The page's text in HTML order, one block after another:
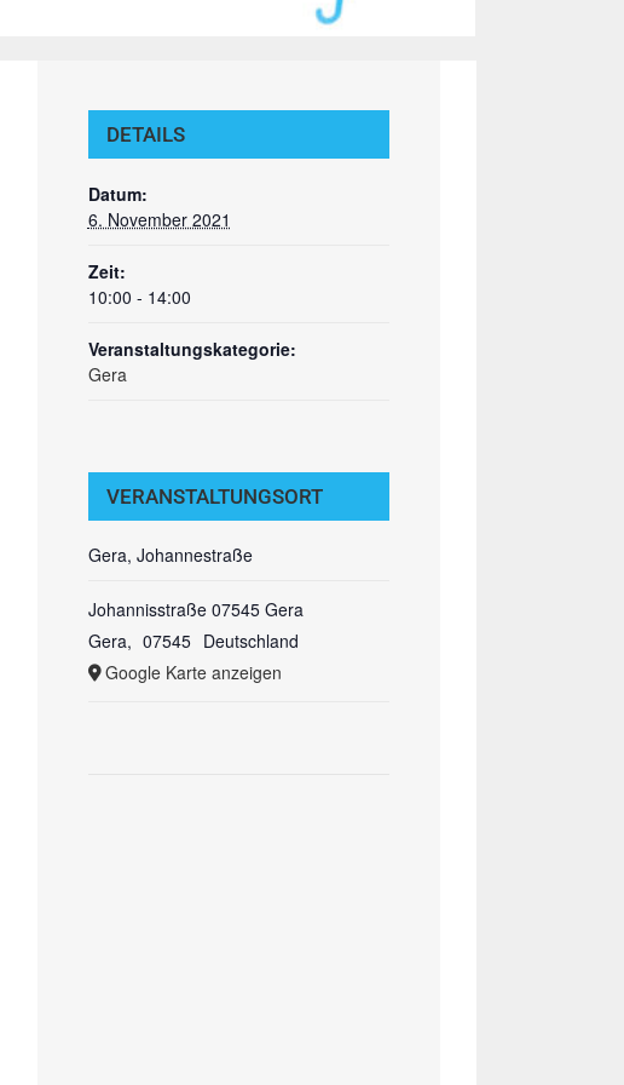
DETAILS
Datum:
6. November 2021
Zeit:
10:00 - 14:00
Veranstaltungskategorie:
Gera
VERANSTALTUNGSORT
Gera, Johannestraße
Johannisstraße 07545 Gera
Gera, 07545 Deutschland
Google Karte anzeigen